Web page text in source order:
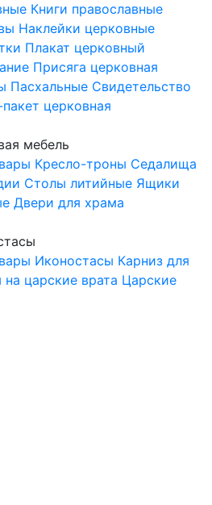
Книги православные
Наклейки церковные
Плакат церковный
Присяга церковная
Пасхальные Свидетельство
церковная
мебель
Кресло-троны Седалища
Столы литийные Ящики
Двери для храма
Иконостасы Карниз для
на царские врата Царские